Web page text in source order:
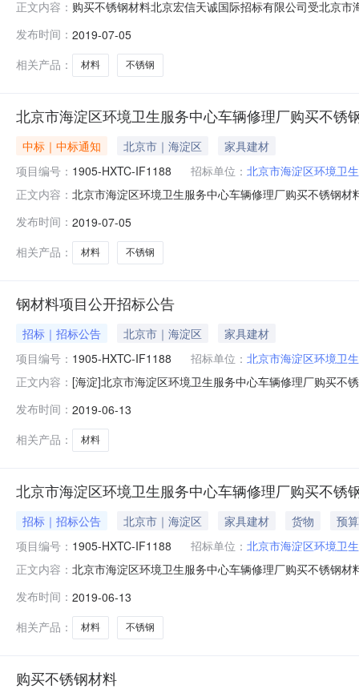
正文内容： 购买不锈钢材料北京宏信天诚国际招标有限公司受北京
式：010-52837446二、采购人信息采购人名称：北京市
发布时间： 2019-07-05
相关产品：
材料 不锈钢
北京市海淀区环境卫生服务中心车辆修理厂购买不锈
中标｜中标通知 北京市｜海淀区
家具建材
项目编号： 1905-HXTC-IF1188 招标单位： 北京市海淀区环境卫
正文内容： 北京市海淀区环境卫生服务中心车辆修理厂购买不锈钢
思成、翟英、关冲、李京莲、于燕涛总中标金额￥
发布时间： 2019-07-05
相关产品：
材料 不锈钢
钢材料项目公开招标公告
招标｜招标公告 北京市｜海淀区
家具建材
项目编号： 1905-HXTC-IF1188 招标单位： 北京市海淀区环境卫
正文内容： [海淀]北京市海淀区环境卫生服务中心车辆修理厂购买不
项目联系人：修海龙项目联系电话：010-63988670采购
式：于老师，010-
发布时间： 2019-06-13
相关产品：
材料
北京市海淀区环境卫生服务中心车辆修理厂购买不锈
招标｜招标公告 北京市｜海淀区 家具建材 货物
预
项目编号： 1905-HXTC-IF1188 招标单位： 北京市海淀区环境卫
正文内容： 北京市海淀区环境卫生服务中心车辆修理厂购买不锈钢
标文件售价￥0获取招标文件的地点http://
发布时间： 2019-06-13
相关产品：
材料 不锈钢
购买不锈钢材料